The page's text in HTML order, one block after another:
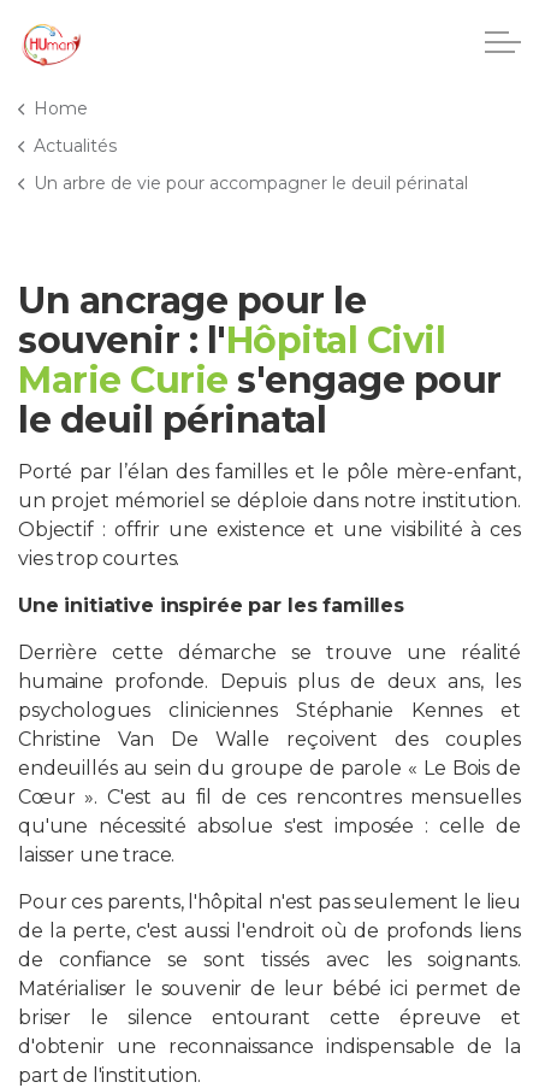
CHU Charleroi-Chimay
Crèches
Pôle enfance et adolescence
Projets IA
HUmani
PROFESSIONNELS DE LA SANTÉ
JOBS ET STAGES
AUDITOIRES
RGPD
071 92 11 11
Home
Actualités
Un arbre de vie pour accompagner le deuil périnatal
Un ancrage pour le
souvenir : l'Hôpital Civil
Marie Curie s'engage pour
le deuil périnatal
Porté par l’élan des familles et le pôle mère-enfant,
un projet mémoriel se déploie dans notre institution.
Objectif : offrir une existence et une visibilité à ces
vies trop courtes.
Une initiative inspirée par les familles
Derrière cette démarche se trouve une réalité
humaine profonde. Depuis plus de deux ans, les
psychologues cliniciennes Stéphanie Kennes et
Christine Van De Walle reçoivent des couples
endeuillés au sein du groupe de parole « Le Bois de
Cœur ». C'est au fil de ces rencontres mensuelles
qu'une nécessité absolue s'est imposée : celle de
laisser une trace.
Pour ces parents, l'hôpital n'est pas seulement le lieu
de la perte, c'est aussi l'endroit où de profonds liens
de confiance se sont tissés avec les soignants.
Matérialiser le souvenir de leur bébé ici permet de
briser le silence entourant cette épreuve et
d'obtenir une reconnaissance indispensable de la
part de l'institution.